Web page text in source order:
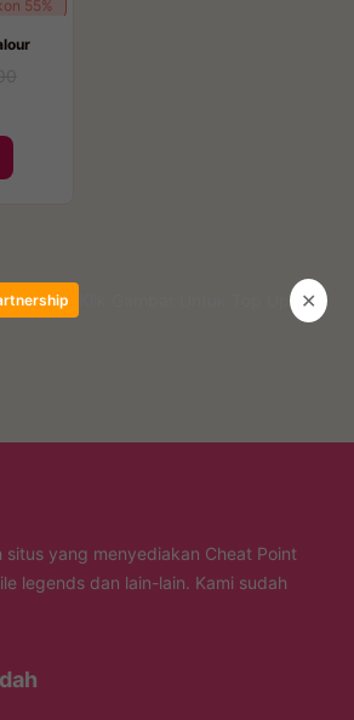
✕
55%
situs yang menyediakan Cheat Point
legends dan lain-lain. Kami sudah